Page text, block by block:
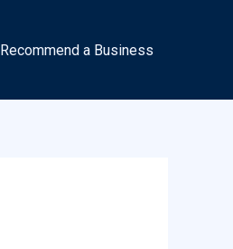
Recommend a Business